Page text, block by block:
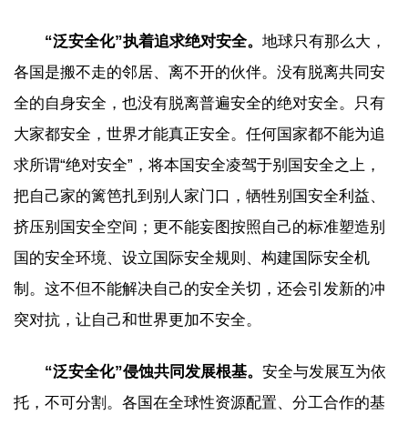
“泛安全化”执着追求绝对安全。 地球只有那么大，
各国是搬不走的邻居、离不开的伙伴。没有脱离共同安
全的自身安全，也没有脱离普遍安全的绝对安全。只有
大家都安全，世界才能真正安全。任何国家都不能为追
求所谓“绝对安全”，将本国安全凌驾于别国安全之上，
把自己家的篱笆扎到别人家门口，牺牲别国安全利益、
挤压别国安全空间；更不能妄图按照自己的标准塑造别
国的安全环境、设立国际安全规则、构建国际安全机
制。这不但不能解决自己的安全关切，还会引发新的冲
突对抗，让自己和世界更加不安全。
“泛安全化”侵蚀共同发展根基。 安全与发展互为依
托，不可分割。各国在全球性资源配置、分工合作的基